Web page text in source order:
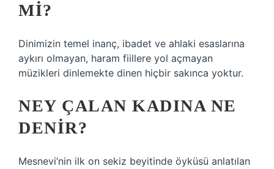
MI?
Dinimizin temel inanç, ibadet ve ahlaki esaslarına
aykırı olmayan, haram fiillere yol açmayan
müzikleri dinlemekte dinen hiçbir sakınca yoktur.
NEY ÇALAN KADINA NE
DENIR?
Mesnevi’nin ilk on sekiz beyitinde öyküsü anlatılan